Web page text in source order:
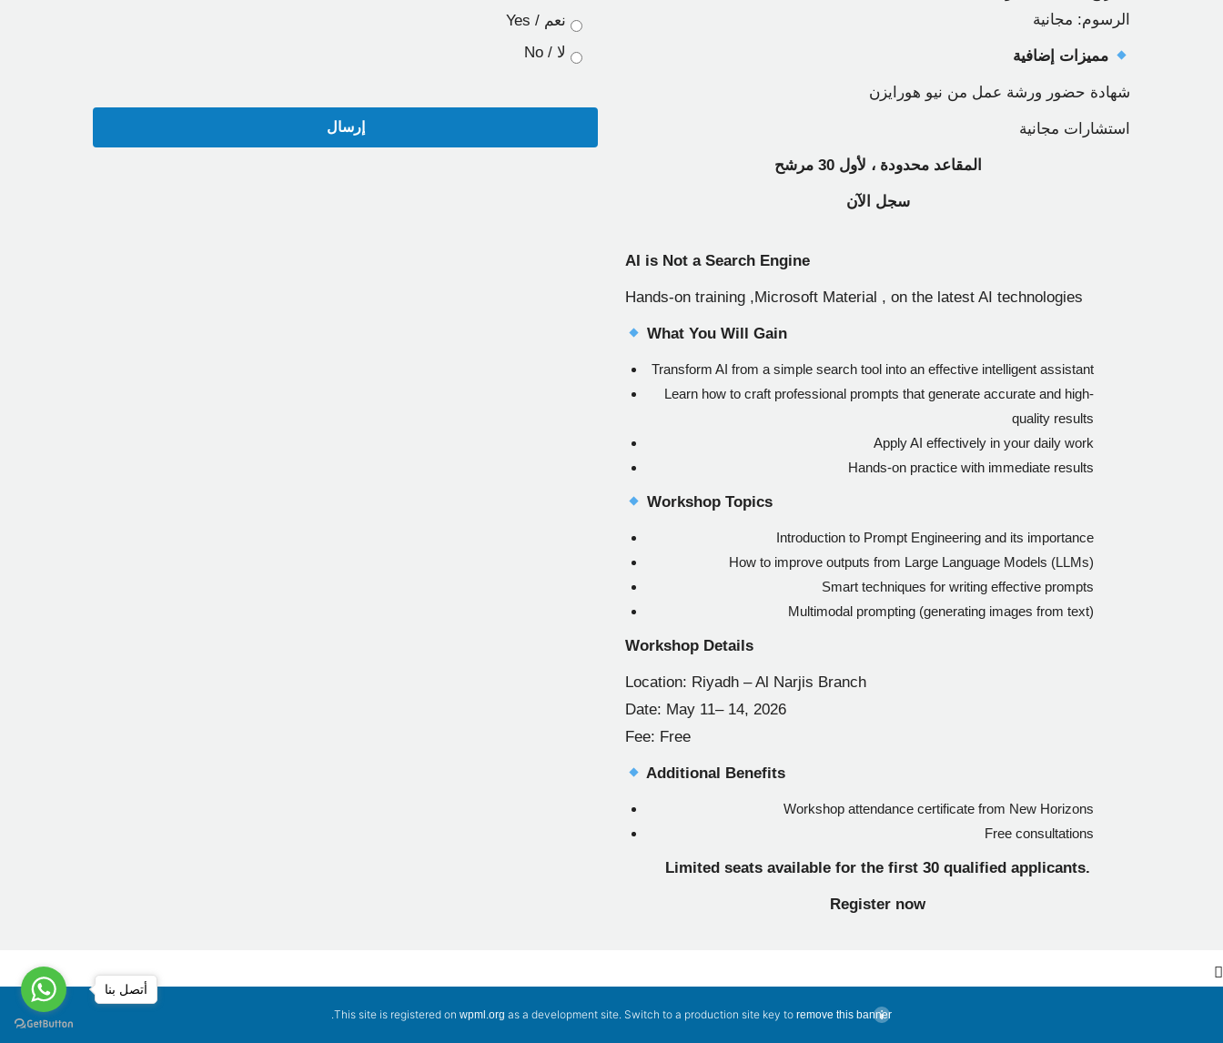
نعم / Yes
لا / No
الرسوم: مجانية
مميزات إضافية
شهادة حضور ورشة عمل من نيو هورايزن
استشارات مجانية
المقاعد محدودة ، لأول 30 مرشح
سجل الآن
AI is Not a Search Engine
Hands-on training ,Microsoft Material , on the latest AI technologies
What You Will Gain
Transform AI from a simple search tool into an effective intelligent assistant
Learn how to craft professional prompts that generate accurate and high-
quality results
Apply AI effectively in your daily work
Hands-on practice with immediate results
Workshop Topics
Introduction to Prompt Engineering and its importance
How to improve outputs from Large Language Models (LLMs)
Smart techniques for writing effective prompts
Multimodal prompting (generating images from text)
Workshop Details
Location: Riyadh – Al Narjis Branch
Date: May 11– 14, 2026
Fee: Free
Additional Benefits
Workshop attendance certificate from New Horizons
Free consultations
Limited seats available for the first 30 qualified applicants.
Register now
This site is registered on wpml.org as a development site. Switch to a production site key to remove this banner
أتصل بنا